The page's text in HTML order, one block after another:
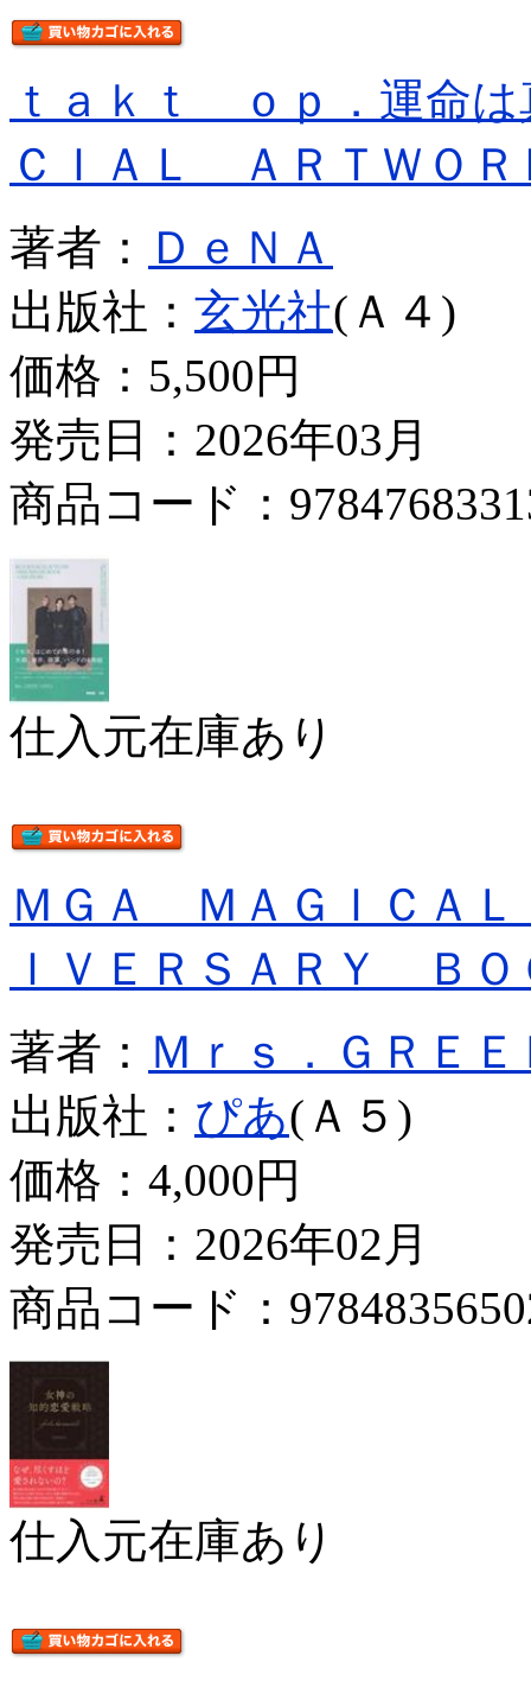
ｔａｋｔ ｏｐ．運命
ＣＩＡＬ ＡＲＴＷＯＲ
著者：
ＤｅＮＡ
出版社： 玄光社(Ａ４)
価格： 5,500円
発売日：2026年03月
商品コード：
仕入元在庫あり
ＭＧＡ ＭＡＧＩＣＡ
ＩＶＥＲＳＡＲＹ Ｂ
著者： Ｍｒｓ．ＧＲＥ
出版社： ぴあ(Ａ５)
価格： 4,000円
発売日：2026年02月
商品コード：
仕入元在庫あり